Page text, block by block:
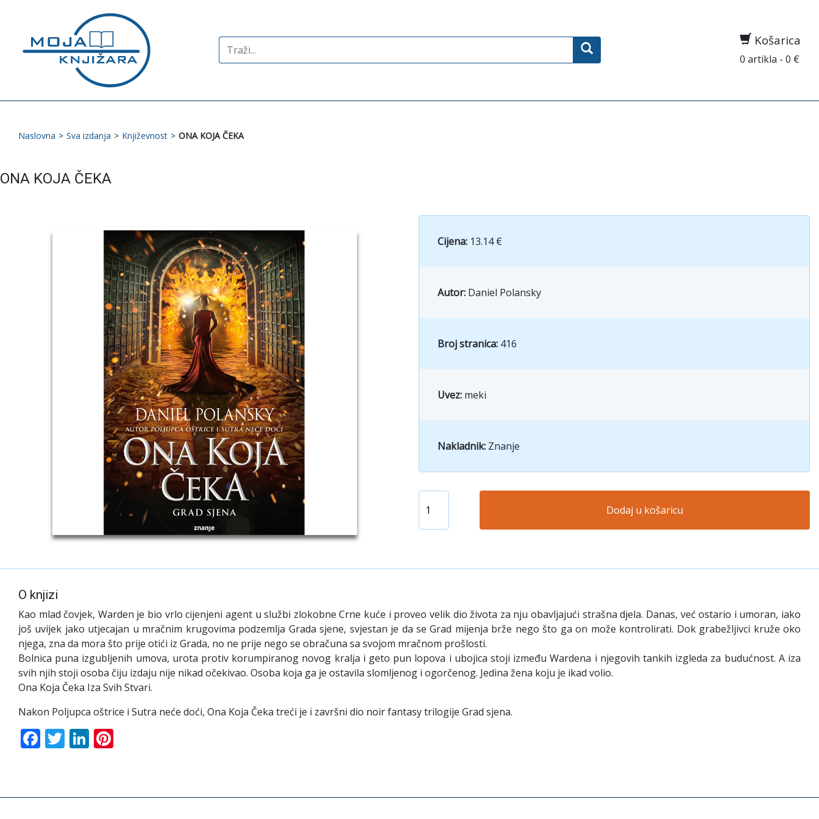
Search
for:
Košarica
0 artikla - 0 €
Naslovna > Sva izdanja > Književnost > ONA KOJA ČEKA
ONA KOJA ČEKA
Cijena: 13.14 €
Autor: Daniel Polansky
Broj stranica: 416
Uvez: meki
Nakladnik: Znanje
Dodaj u košaricu
O knjizi
Kao mlad čovjek, Warden je bio vrlo cijenjeni agent u službi zlokobne Crne kuće i proveo velik dio života za nju obavljajući strašna djela. Danas, već ostario i umoran, iako
još uvijek jako utjecajan u mračnim krugovima podzemlja Grada sjene, svjestan je da se Grad mijenja brže nego što ga on može kontrolirati. Dok grabežljivci kruže oko
njega, zna da mora što prije otići iz Grada, no ne prije nego se obračuna sa svojom mračnom prošlosti.
Bolnica puna izgubljenih umova, urota protiv korumpiranog novog kralja i geto pun lopova i ubojica stoji između Wardena i njegovih tankih izgleda za budućnost. A iza
svih njih stoji osoba čiju izdaju nije nikad očekivao. Osoba koja ga je ostavila slomljenog i ogorčenog. Jedina žena koju je ikad volio.
Ona Koja Čeka Iza Svih Stvari.
Nakon Poljupca oštrice i Sutra neće doći, Ona Koja Čeka treći je i završni dio noir fantasy trilogije Grad sjena.
Facebook
TwitterLinkedIn